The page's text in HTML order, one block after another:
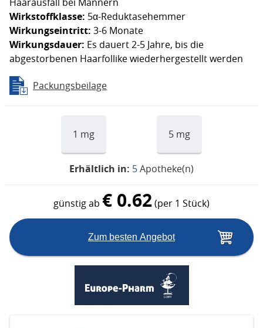
Wirkstoffklasse: 5α-Reduktasehemmer
Wirkungseintritt: 3-6 Monate
Wirkungsdauer: Es dauert 2-5 Jahre, bis die
abgestorbenen Haarfollike wiederhergestellt werden
Packungsbeilage
1 mg 5 mg
Erhältlich in: 5Apotheke(n)
günstig ab € 0.62(per 1 Stück)
Zum besten Angebot